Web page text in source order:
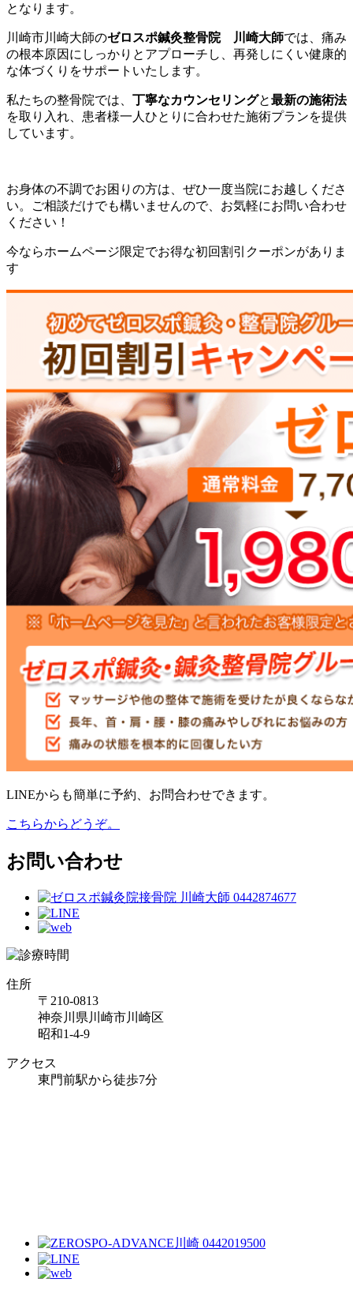
となります。
川崎市川崎大師のゼロスポ鍼灸整骨院 川崎大師では、痛み
の根本原因にしっかりとアプローチし、再発しにくい健康的
な体づくりをサポートいたします。
私たちの整骨院では、 丁寧なカウンセリングと最新の施術法
を取り入れ、患者様一人ひとりに合わせた施術プランを提供
しています。
お身体の不調でお困りの方は、ぜひ一度当院にお越しくださ
い。ご相談だけでも構いませんので、お気軽にお問い合わせ
ください！
今ならホームページ限定でお得な初回割引クーポンがありま
す
LINEからも簡単に予約、お問合わせできます。
こちらからどうぞ。
お問い合わせ
住所
〒210-0813
神奈川県川崎市川崎区
昭和1-4-9
アクセス
東門前駅から徒歩7分